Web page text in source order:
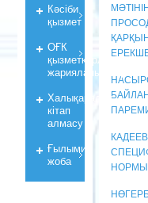
НОРМЫ
Кәсіби
қызмет
ОҒК
қызметкерлерiнiң
жарияланымдары
Халықаралық
кітап
алмасу
Ғылыми
жоба